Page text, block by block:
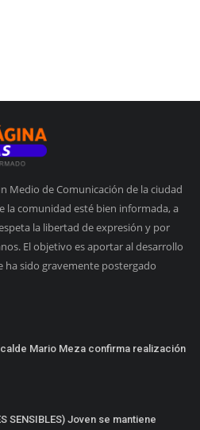
Medio de Comunicación de la ciudad
la comunidad esté bien informada, a
la libertad de expresión y por
El objetivo es aportar al desarrollo
ha sido gravemente postergado
Mario Meza confirma realización
SENSIBLES) Joven se mantiene